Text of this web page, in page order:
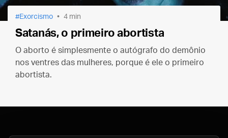
Exorcismo 4 min
Satanás, o primeiro abortista
O aborto é simplesmente o autógrafo do demônio
nos ventres das mulheres, porque é ele o primeiro
abortista.